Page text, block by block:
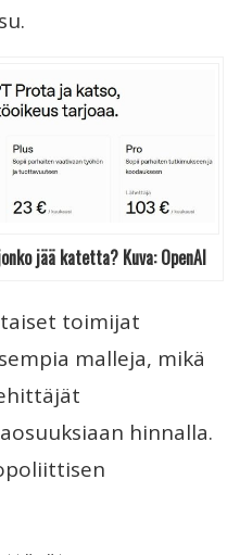
jää katetta? Kuva: OpenAI
toimijat
malleja, mikä
hinnalla.